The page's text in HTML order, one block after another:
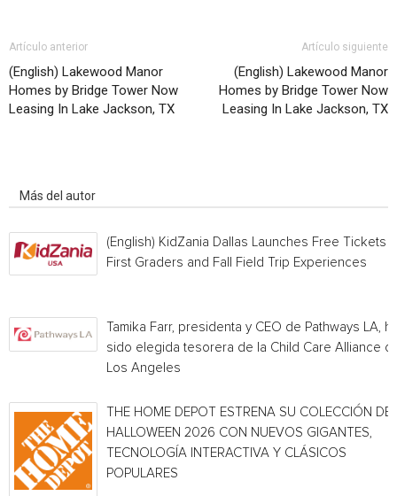
Artículo anterior
(English) Lakewood Manor
Homes by Bridge Tower Now
Leasing In Lake Jackson, TX
Artículo siguiente
(English) Lakewood Manor
Homes by Bridge Tower Now
Leasing In Lake Jackson, TX
Más del autor
(English) KidZania Dallas Launches Free Tickets
First Graders and Fall Field Trip Experiences
Tamika Farr, presidenta y CEO de Pathways LA,
sido elegida tesorera de la Child Care Alliance of
Los Angeles
THE HOME DEPOT ESTRENA SU COLECCIÓN DE
HALLOWEEN 2026 CON NUEVOS GIGANTES,
TECNOLOGÍA INTERACTIVA Y CLÁSICOS
POPULARES